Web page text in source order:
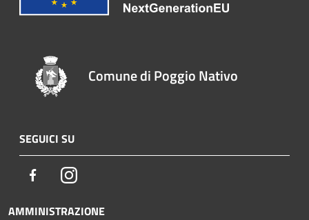
Comune di Poggio Nativo
SEGUICI SU
FacebookInstagram
AMMINISTRAZIONE